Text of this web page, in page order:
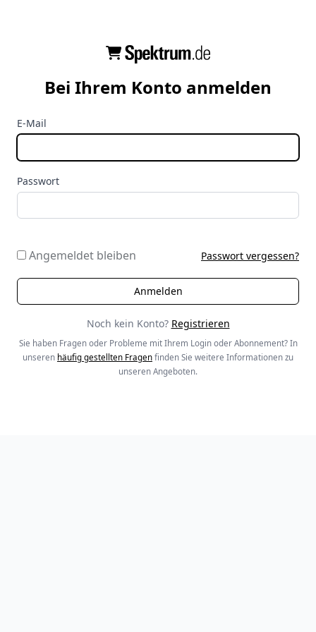
Bei Ihrem Konto anmelden
E-Mail
Passwort
Angemeldet bleiben Passwort vergessen?
Noch kein Konto? Registrieren
Sie haben Fragen oder Probleme mit Ihrem Login oder Abonnement? In
unseren häufig gestellten Fragen finden Sie weitere Informationen zu
unseren Angeboten.